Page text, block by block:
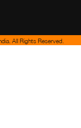
All Rights Reserved.